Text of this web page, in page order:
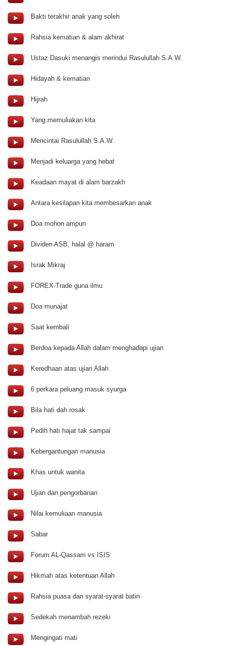
Bakti terakhir anak yang soleh
Rahsia kematian & alam akhirat
Ustaz Dasuki menangis merindui Rasulullah S.A.W.
Hidayah & kematian
Hijrah
Yang memuliakan kita
Mencintai Rasulullah S.A.W.
Menjadi keluarga yang hebat
Keadaan mayat di alam barzakh
Antara kesilapan kita membesarkan anak
Doa mohon ampun
Dividen ASB, halal @ haram
Israk Mikraj
FOREX-Trade guna ilmu
Doa munajat
Saat kembali
Berdoa kepada Allah dalam menghadapi ujian
Keredhaan atas ujian Allah
6 perkara peluang masuk syurga
Bila hati dah rosak
Pedih hati hajat tak sampai
Kebergantungan manusia
Khas untuk wanita
Ujian dan pengorbanan
Nilai kemuliaan manusia
Sabar
Forum AL-Qassam vs ISIS
Hikmah atas ketentuan Allah
Rahsia puasa dan syarat-syarat batin
Sedekah menambah rezeki
Mengingati mati